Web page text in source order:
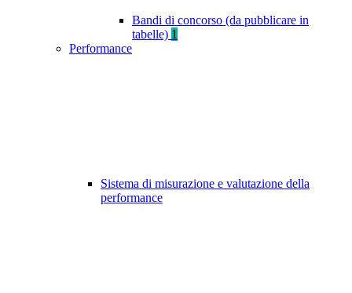
Bandi di concorso (da pubblicare in
tabelle) 1
Performance
Sistema di misurazione e valutazione della
performance